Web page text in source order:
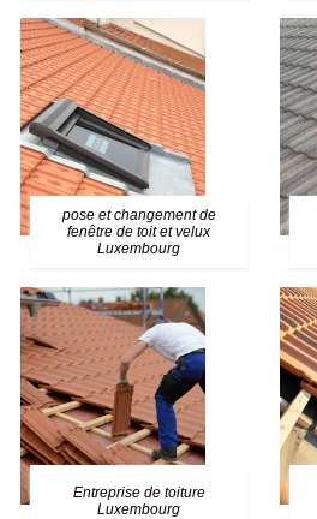
pose et changement de
fenêtre de toit et velux
Luxembourg
Entreprise de toiture
Luxembourg